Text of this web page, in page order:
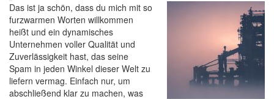
Das ist ja schön, dass du mich mit so
furzwarmen Worten willkommen
heißt und ein dynamisches
Unternehmen voller Qualität und
Zuverlässigkeit hast, das seine
Spam in jeden Winkel dieser Welt zu
liefern vermag. Einfach nur, um
abschließend klar zu machen, was